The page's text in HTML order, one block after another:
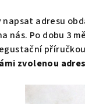
adresu
Po dobu 3
zvolenou